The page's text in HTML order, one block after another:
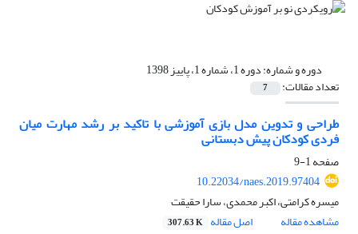
دوره و شماره:دوره 1، شماره 1، پاییز 1398
تعداد مقالات: 7
طراحی و تدوین مدل بازی آموزشی با تاکید بر رشد مهارت میان
فردی کودکان پیش دبستانی
صفحه1-9
10.22034/naes.2019.97404
میسره کرامتی، اکبر محمدی، سارا حقیقت
مشاهده مقاله
اصل مقاله 307.63 K